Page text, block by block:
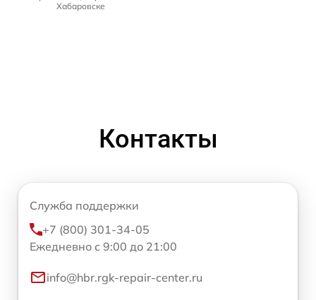
Хабаровске
Контакты
Служба поддержки
+7 (800) 301-34-05
Ежедневно с 9:00 до 21:00
info@hbr.rgk-repair-center.ru